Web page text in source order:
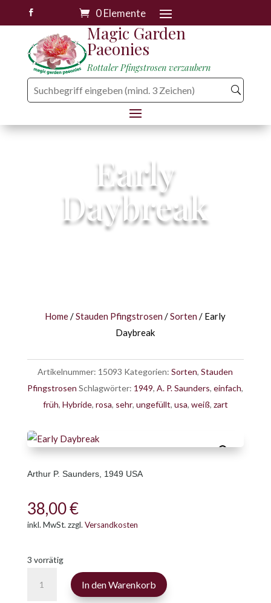
 0 Elemente
Magic Garden
Paeonies
Rottaler Pfingstrosen verzaubern
Early
Daybreak
Home/Stauden Pfingstrosen /Sorten / Early
Daybreak
Artikelnummer: 15093 Kategorien:Sorten,Stauden
Pfingstrosen Schlagwörter: 1949,A. P. Saunders,einfach,
früh, Hybride, rosa, sehr, ungefüllt, usa, weiß, zart
Arthur P. Saunders, 1949 USA
38,00€
inkl. MwSt. zzgl. Versandkosten
3 vorrätig
Daybreak
In den Warenkorb